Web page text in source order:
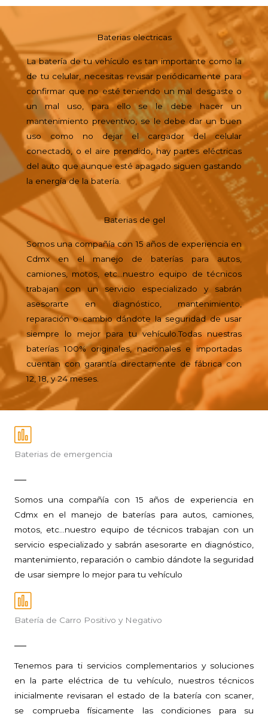
Baterias electricas
La batería de tu vehículo es tan importante como la
de tu celular, necesitas revisar periódicamente para
confirmar que no esté teniendo un mal desgaste o
un mal uso, para ello se le debe hacer un
mantenimiento preventivo, se le debe dar un buen
uso como no dejar el cargador del celular
conectado, o el aire prendido, hay partes eléctricas
del auto que aunque esté apagado siguen gastando
la energía de la batería.
Baterias de gel
Somos una compañía con 15 años de experiencia en
Cdmx en el manejo de baterías para autos,
camiones, motos, etc…nuestro equipo de técnicos
trabajan con un servicio especializado y sabrán
asesorarte en diagnóstico, mantenimiento,
reparación o cambio dándote la seguridad de usar
siempre lo mejor para tu vehículo.Todas nuestras
baterías 100% originales, nacionales e importadas
cuentan con garantía directamente de fábrica con
12, 18, y 24 meses.
Baterias de emergencia
Somos una compañía con 15 años de experiencia en
Cdmx en el manejo de baterías para autos, camiones,
motos, etc…nuestro equipo de técnicos trabajan con un
servicio especializado y sabrán asesorarte en diagnóstico,
mantenimiento, reparación o cambio dándote la seguridad
de usar siempre lo mejor para tu vehículo
Batería de Carro Positivo y Negativo
Tenemos para ti servicios complementarios y soluciones
en la parte eléctrica de tu vehículo, nuestros técnicos
inicialmente revisaran el estado de la batería con scaner,
se comprueba físicamente las condiciones para su